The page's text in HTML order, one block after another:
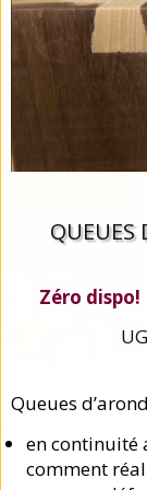
QUEUES
Zéro dispo!
Queues
en continuité
comment